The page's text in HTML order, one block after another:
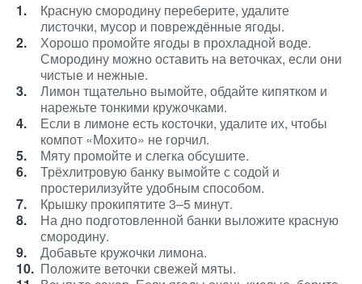
Красную смородину переберите, удалите
листочки, мусор и повреждённые ягоды.
Хорошо промойте ягоды в прохладной воде.
Смородину можно оставить на веточках, если они
чистые и нежные.
Лимон тщательно вымойте, обдайте кипятком и
нарежьте тонкими кружочками.
Если в лимоне есть косточки, удалите их, чтобы
компот «Мохито» не горчил.
Мяту промойте и слегка обсушите.
Трёхлитровую банку вымойте с содой и
простерилизуйте удобным способом.
Крышку прокипятите 3–5 минут.
На дно подготовленной банки выложите красную
смородину.
Добавьте кружочки лимона.
Положите веточки свежей мяты.